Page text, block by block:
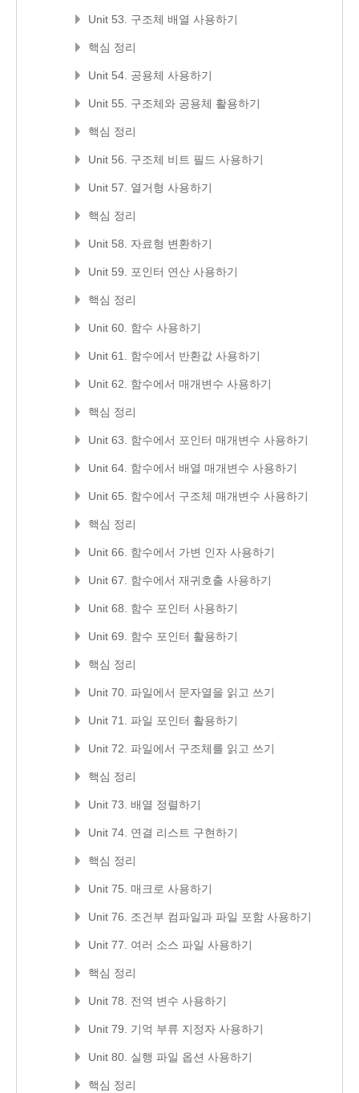
Unit 53. 구조체 배열 사용하기
핵심 정리
Unit 54. 공용체 사용하기
Unit 55. 구조체와 공용체 활용하기
핵심 정리
Unit 56. 구조체 비트 필드 사용하기
Unit 57. 열거형 사용하기
핵심 정리
Unit 58. 자료형 변환하기
Unit 59. 포인터 연산 사용하기
핵심 정리
Unit 60. 함수 사용하기
Unit 61. 함수에서 반환값 사용하기
Unit 62. 함수에서 매개변수 사용하기
핵심 정리
Unit 63. 함수에서 포인터 매개변수 사용하기
Unit 64. 함수에서 배열 매개변수 사용하기
Unit 65. 함수에서 구조체 매개변수 사용하기
핵심 정리
Unit 66. 함수에서 가변 인자 사용하기
Unit 67. 함수에서 재귀호출 사용하기
Unit 68. 함수 포인터 사용하기
Unit 69. 함수 포인터 활용하기
핵심 정리
Unit 70. 파일에서 문자열을 읽고 쓰기
Unit 71. 파일 포인터 활용하기
Unit 72. 파일에서 구조체를 읽고 쓰기
핵심 정리
Unit 73. 배열 정렬하기
Unit 74. 연결 리스트 구현하기
핵심 정리
Unit 75. 매크로 사용하기
Unit 76. 조건부 컴파일과 파일 포함 사용하기
Unit 77. 여러 소스 파일 사용하기
핵심 정리
Unit 78. 전역 변수 사용하기
Unit 79. 기억 부류 지정자 사용하기
Unit 80. 실행 파일 옵션 사용하기
핵심 정리